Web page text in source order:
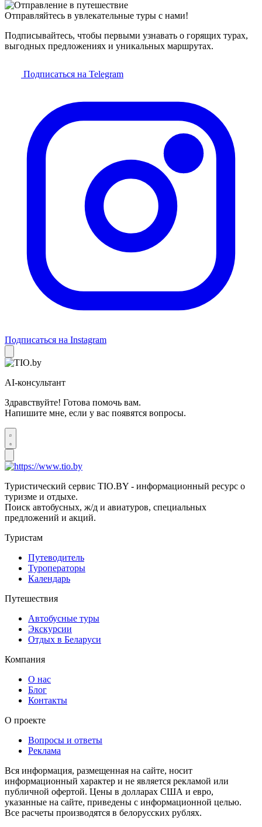
Отправляйтесь в увлекательные туры с нами!
Подписывайтесь, чтобы первыми узнавать о горящих турах,
выгодных предложениях и уникальных маршрутах.
Подписаться на Telegram
Подписаться на Instagram
AI-консультант
Здравствуйте! Готова помочь вам.
Напишите мне, если у вас появятся вопросы.
Туристический сервис TIO.BY - информационный ресурс о
туризме и отдыхе.
Поиск автобусных, ж/д и авиатуров, специальных
предложений и акций.
Туристам
Путеводитель
Туроператоры
Календарь
Путешествия
Автобусные туры
Экскурсии
Отдых в Беларуси
Компания
О нас
Блог
Контакты
О проекте
Вопросы и ответы
Реклама
Вся информация, размещенная на сайте, носит
информационный характер и не является рекламой или
публичной офертой. Цены в долларах США и евро,
указанные на сайте, приведены с информационной целью.
Все расчеты производятся в белорусских рублях.